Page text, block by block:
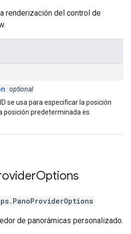
renderización del control de
optional
se usa para especificar la posición
posición predeterminada es
Options
. PanoProviderOptions
de panorámicas personalizado.